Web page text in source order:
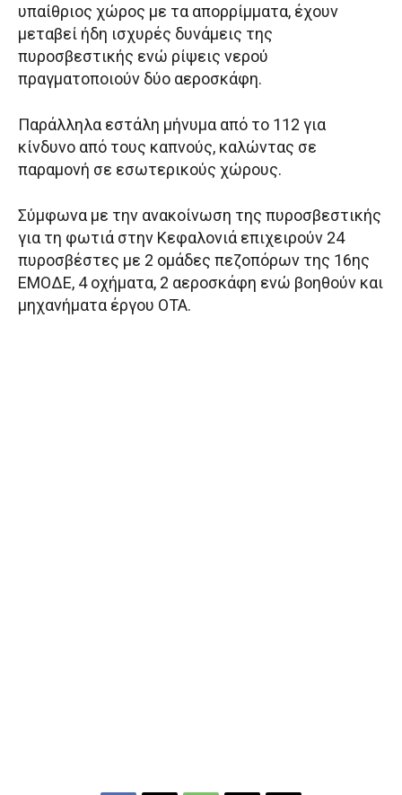
υπαίθριος χώρος με τα απορρίμματα, έχουν
μεταβεί ήδη ισχυρές δυνάμεις της
πυροσβεστικής ενώ ρίψεις νερού
πραγματοποιούν δύο αεροσκάφη.
Παράλληλα εστάλη μήνυμα από το 112 για
κίνδυνο από τους καπνούς, καλώντας σε
παραμονή σε εσωτερικούς χώρους.
Σύμφωνα με την ανακοίνωση της πυροσβεστικής
για τη φωτιά στην Κεφαλονιά επιχειρούν 24
πυροσβέστες με 2 ομάδες πεζοπόρων της 16ης
ΕΜΟΔΕ, 4 οχήματα, 2 αεροσκάφη ενώ βοηθούν και
μηχανήματα έργου ΟΤΑ.